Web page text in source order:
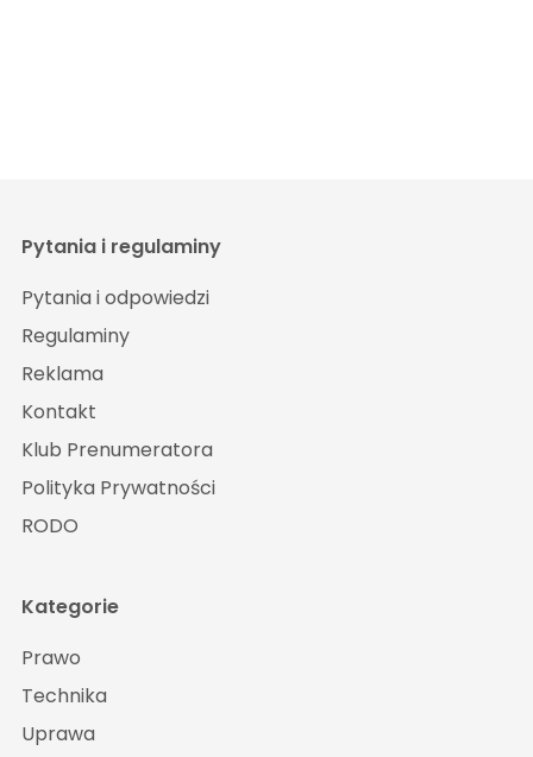
Pytania i regulaminy
Pytania i odpowiedzi
Regulaminy
Reklama
Kontakt
Klub Prenumeratora
Polityka Prywatności
RODO
Kategorie
Prawo
Technika
Uprawa